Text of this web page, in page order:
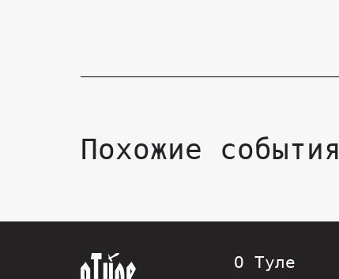
Похожие события
О Туле